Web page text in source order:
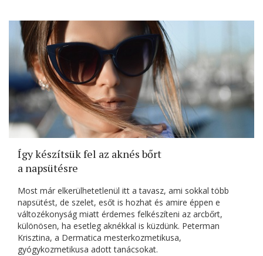
Így készítsük fel az aknés bőrt
a napsütésre
Most már elkerülhetetlenül itt a tavasz, ami sokkal több
napsütést, de szelet, esőt is hozhat és amire éppen e
változékonyság miatt érdemes felkészíteni az arcbőrt,
különösen, ha esetleg aknékkal is küzdünk. Peterman
Krisztina, a Dermatica mesterkozmetikusa,
gyógykozmetikusa adott tanácsokat.